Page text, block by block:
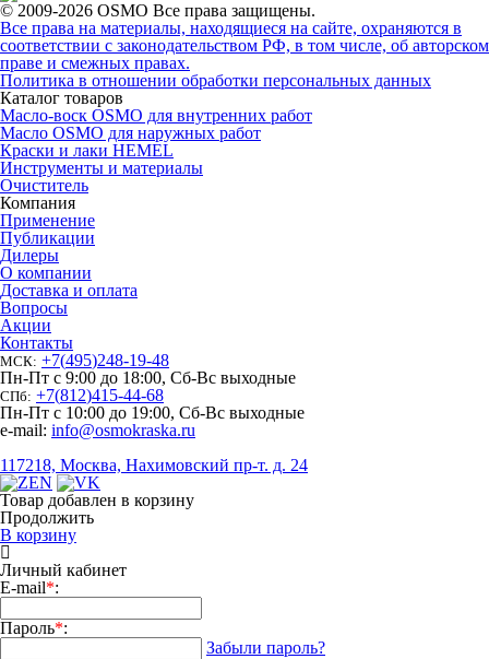
© 2009-2026 OSMO Все права защищены.
Все права на материалы, находящиеся на сайте, охраняются в
соответствии с законодательством РФ, в том числе, об авторском
праве и смежных правах.
Политика в отношении обработки персональных данных
Каталог товаров
Масло-воск OSMO для внутренних работ
Масло OSMO для наружных работ
Краски и лаки HEMEL
Инструменты и материалы
Очиститель
Компания
Применение
Публикации
Дилеры
О компании
Доставка и оплата
Вопросы
Акции
Контакты
МСК: +7(495)248-19-48
Пн-Пт с 9:00 до 18:00, Сб-Вс выходные
СПб: +7(812)415-44-68
Пн-Пт с 10:00 до 19:00, Сб-Вс выходные
e-mail: info@osmokraska.ru
117218, Москва, Нахимовский пр-т. д. 24
Товар добавлен в корзину
Продолжить
В корзину
Личный кабинет
E-mail*:
Пароль*:
Забыли пароль?